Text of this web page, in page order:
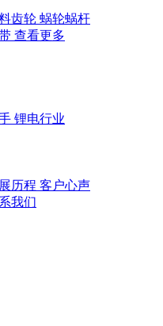
齿轮 蜗轮蜗杆
查看更多
锂电行业
历程 客户心声
我们